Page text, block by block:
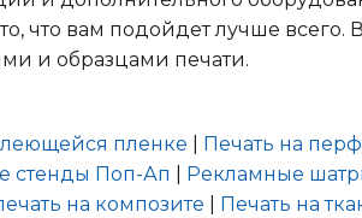
что вам подойдет лучше
и образцами печати.
пленке Печать на
стенды Поп-Ап Рекламные
на композите Печать на